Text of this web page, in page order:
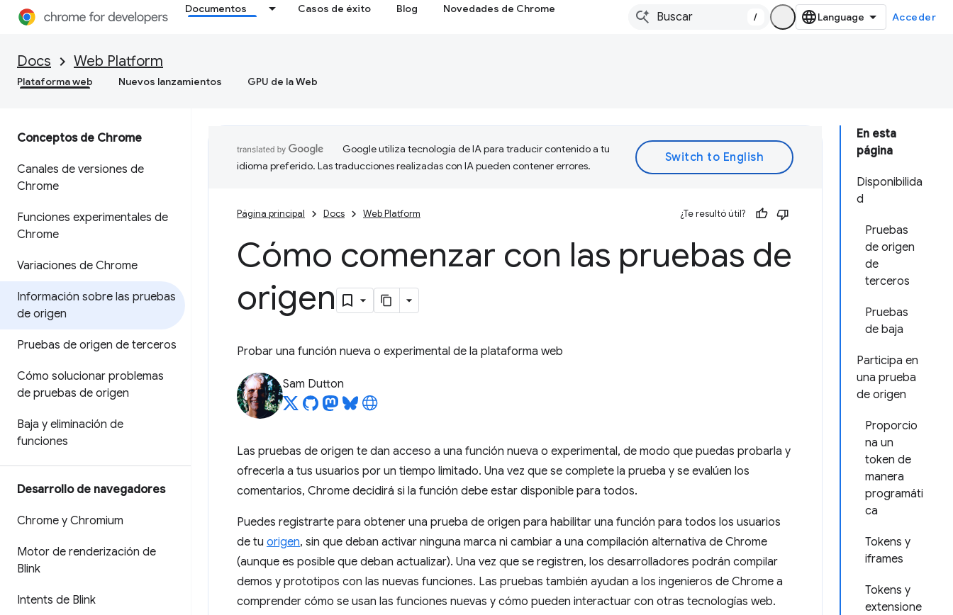
Documentos Casos de éxito Blog Novedades de Chrome
/ Acceder
Docs Web Platform
Plataforma web Nuevos lanzamientos GPU de la Web
Conceptos de Chrome
Canales de versiones de
Chrome
Funciones experimentales de
Chrome
Variaciones de Chrome
Información sobre las pruebas
de origen
Pruebas de origen de terceros
Cómo solucionar problemas
de pruebas de origen
Baja y eliminación de
funciones
Desarrollo de navegadores
Chrome y Chromium
Motor de renderización de
Blink
Intents de Blink
En esta
página
Disponibilida
d
Pruebas
de origen
de
terceros
Pruebas
de baja
Participa en
una prueba
de origen
Proporcio
na un
token de
manera
programáti
ca
Tokens y
iframes
Tokens y
extensione
Google utiliza tecnología de IA para traducir contenido a tu
idioma preferido. Las traducciones realizadas con IA pueden contener errores.
Página principal Docs Web Platform ¿Te resultó útil?
Cómo comenzar con las pruebas de
origen
Probar una función nueva o experimental de la plataforma web
Sam Dutton
Las pruebas de origen te dan acceso a una función nueva o experimental, de modo que puedas probarla y
ofrecerla a tus usuarios por un tiempo limitado. Una vez que se complete la prueba y se evalúen los
comentarios, Chrome decidirá si la función debe estar disponible para todos.
Puedes registrarte para obtener una prueba de origen para habilitar una función para todos los usuarios
de tu origen, sin que deban activar ninguna marca ni cambiar a una compilación alternativa de Chrome
(aunque es posible que deban actualizar). Una vez que se registren, los desarrolladores podrán compilar
demos y prototipos con las nuevas funciones. Las pruebas también ayudan a los ingenieros de Chrome a
comprender cómo se usan las funciones nuevas y cómo pueden interactuar con otras tecnologías web.